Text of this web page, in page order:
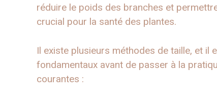
réduire le poids des branches et
crucial pour la santé des plantes.
Il existe plusieurs méthodes de taille, et
fondamentaux avant de passer à la
courantes :